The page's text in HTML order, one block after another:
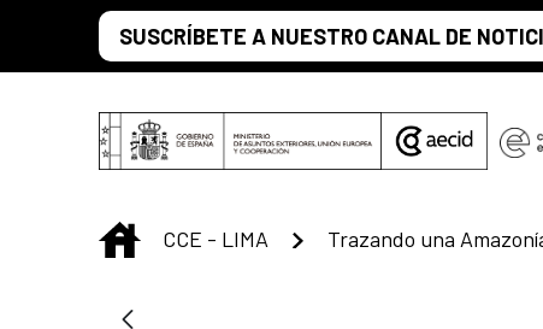
Skip to Main ContentSUSCRÍBETE A NUESTRO CANAL DE
INICIO
CCE - LIMA